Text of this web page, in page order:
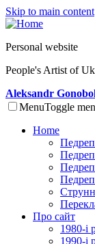
Skip to main content
Personal website
People's Artist of
Aleksandr
MenuToggle
Home
Про сайт
1980-і
1990-і